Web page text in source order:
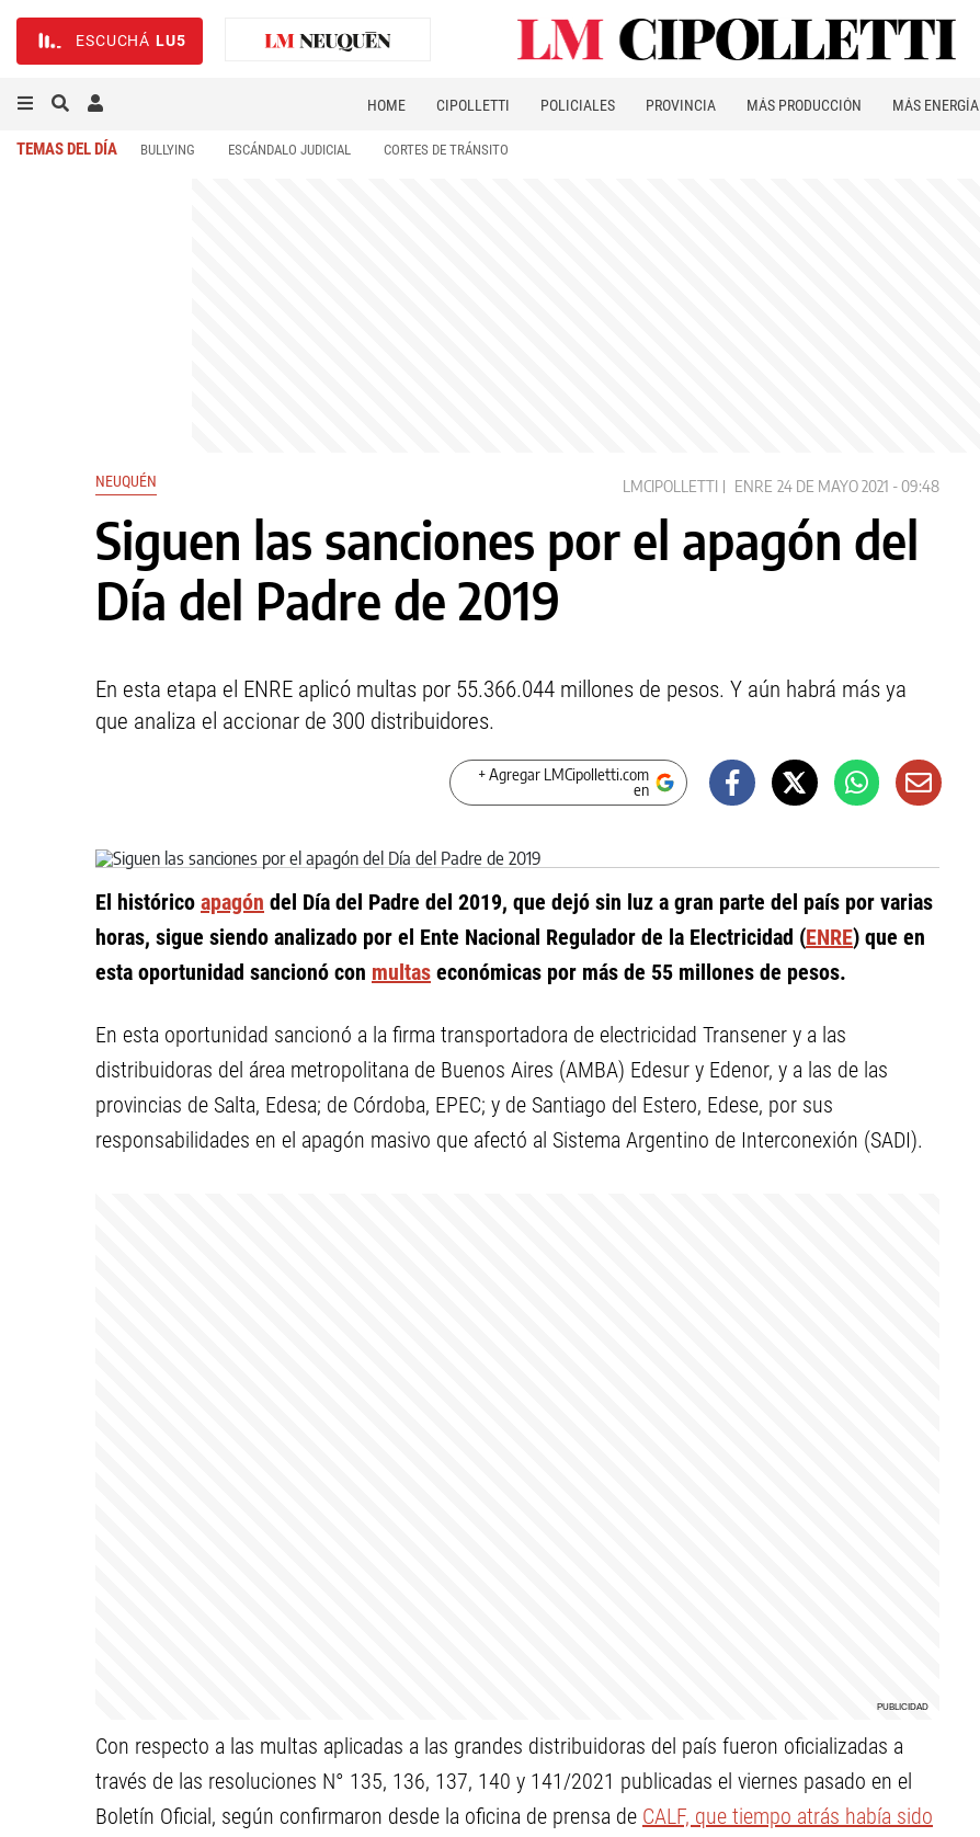
ESCUCHÁ LU5
HOME CIPOLLETTI POLICIALES PROVINCIA MÁS PRODUCCIÓN MÁS ENERGÍA
TEMAS DEL DÍA BULLYING ESCÁNDALO JUDICIAL CORTES DE TRÁNSITO
NEUQUÉN LMCIPOLLETTI ENRE 24 DE MAYO 2021 - 09:48
Siguen las sanciones por el apagón del
Día del Padre de 2019
En esta etapa el ENRE aplicó multas por 55.366.044 millones de pesos. Y aún habrá más ya
que analiza el accionar de 300 distribuidores.
+ Agregar LMCipolletti.com
en
El histórico apagón del Día del Padre del 2019, que dejó sin luz a gran parte del país por varias
horas, sigue siendo analizado por el Ente Nacional Regulador de la Electricidad (ENRE) que en
esta oportunidad sancionó con multas económicas por más de 55 millones de pesos.
En esta oportunidad sancionó a la firma transportadora de electricidad Transener y a las
distribuidoras del área metropolitana de Buenos Aires (AMBA) Edesur y Edenor, y a las de las
provincias de Salta, Edesa; de Córdoba, EPEC; y de Santiago del Estero, Edese, por sus
responsabilidades en el apagón masivo que afectó al Sistema Argentino de Interconexión (SADI).
Con respecto a las multas aplicadas a las grandes distribuidoras del país fueron oficializadas a
través de las resoluciones N° 135, 136, 137, 140 y 141/2021 publicadas el viernes pasado en el
Boletín Oficial, según confirmaron desde la oficina de prensa de CALF, que tiempo atrás había sido